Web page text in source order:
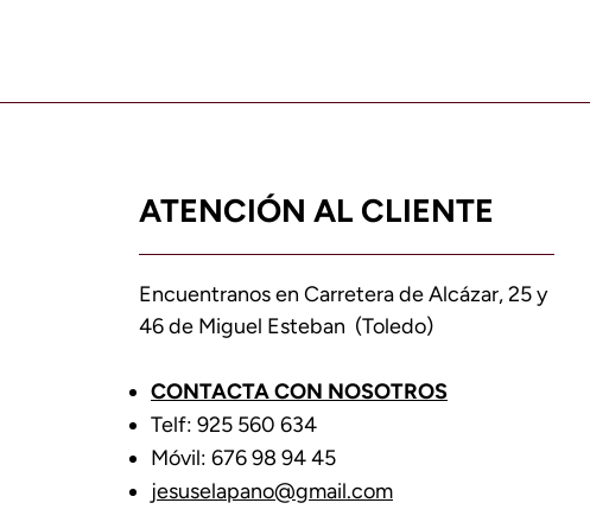
ATENCIÓN AL CLIENTE
Encuentranos en Carretera de Alcázar, 25 y
46 de Miguel Esteban (Toledo)
CONTACTA CON NOSOTROS
Telf: 925 560 634
Móvil: 676 98 94 45
jesuselapano@gmail.com